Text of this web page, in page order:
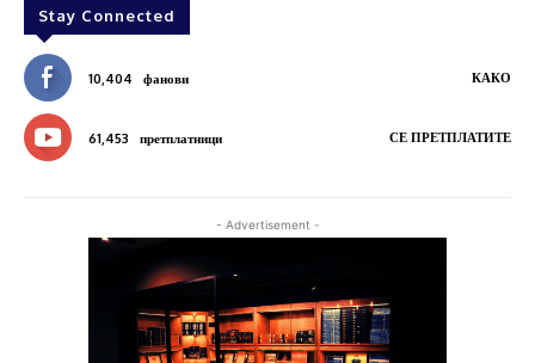
Stay Connected
10,404 фанови КАКО
61,453 претплатници СЕ ПРЕТПЛАТИТЕ
- Advertisement -